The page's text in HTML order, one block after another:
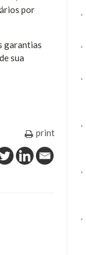
por
garantias
sua
print